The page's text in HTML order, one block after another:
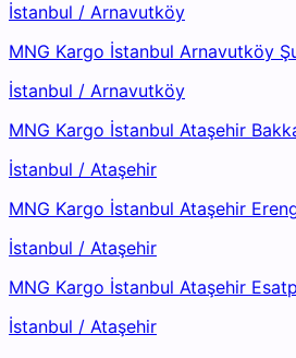
İstanbul / Arnavutköy
MNG Kargo İstanbul Arnavutköy
İstanbul / Arnavutköy
MNG Kargo İstanbul Ataşehir
İstanbul / Ataşehir
MNG Kargo İstanbul Ataşehir
İstanbul / Ataşehir
MNG Kargo İstanbul Ataşehir
İstanbul / Ataşehir